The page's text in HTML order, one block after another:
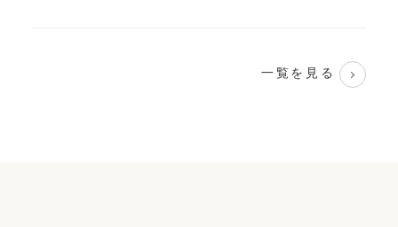
一覧を見る